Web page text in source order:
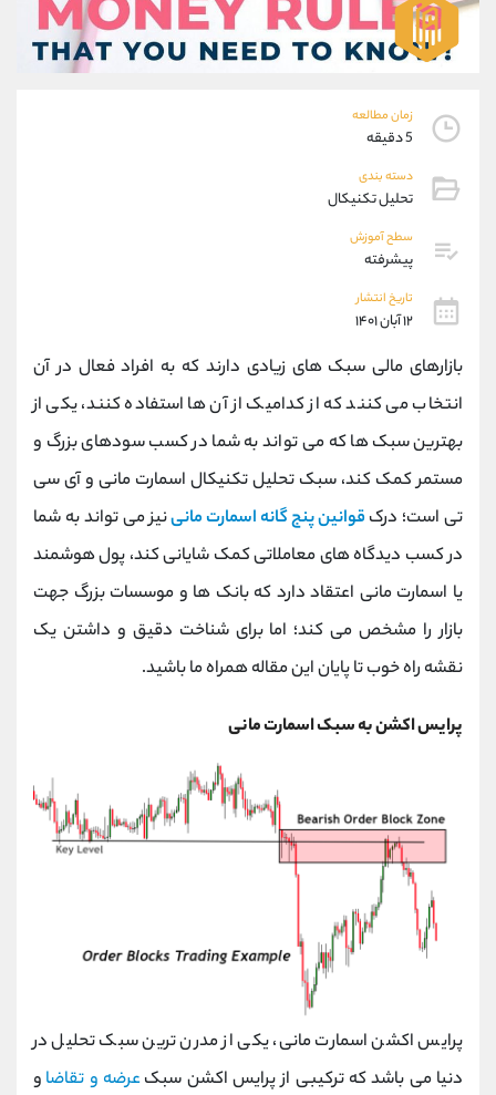
زمان مطالعه
5 دقیقه
دسته بندی
تحلیل تکنیکال
سطح آموزش
پیشرفته
تاریخ انتشار
۱۲ آبان ۱۴۰۱
بازارهای مالی سبک های زیادی دارند که به افراد فعال در آن
انتخاب می کنند که از کدامیک از آن ها استفاده کنند، یکی از
بهترین سبک ها که می تواند به شما در کسب سودهای بزرگ و
مستمر کمک کند، سبک تحلیل تکنیکال اسمارت مانی و آی سی
تی است؛ درکقوانین پنج گانه اسمارت مانینیز می تواند به شما
در کسب دیدگاه های معاملاتی کمک شایانی کند، پول هوشمند
یا اسمارت مانی اعتقاد دارد که بانک ها و موسسات بزرگ جهت
بازار را مشخص می کند؛ اما برای شناخت دقیق و داشتن یک
نقشه راه خوب تا پایان این مقاله همراه ما باشید.
پرایس اکشن به سبک اسمارت مانی
پرایس اکشن اسمارت مانی، یکی از مدرن ترین سبک تحلیل در
دنیا می باشد که ترکیبی از پرایس اکشن سبکعرضه و تقاضا و
09101364784
واتساپ شروع گفتگو
تلگرام @Armteam_admin_104
پشتیبان فروش
موبایل
اطلاعات تماس
تلفن 021-22021030
021-22021040
بدون پیش شماره
اینستاگرام @alireza.mehrabii
کانال تلگرام @alirezamehrabi_com
@alirezamehrabi_official